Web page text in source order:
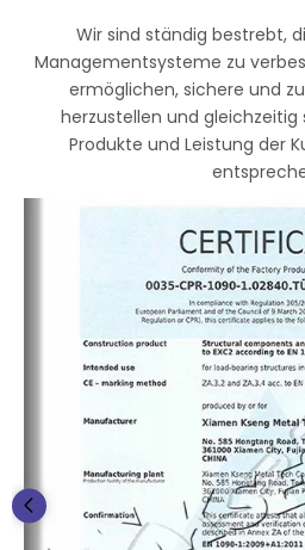
Wir sind ständig bestrebt,
Managementsysteme zu
ermöglichen, sichere und
herzustellen und gleichzeitig
Produkte und Leistung der